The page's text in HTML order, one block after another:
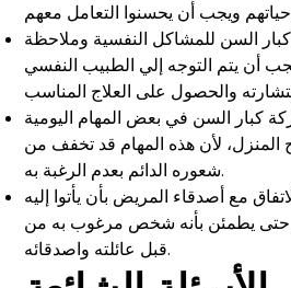
السن للمشاكل النفسية وملاحظة
أن يتم التوجه إلي الطبيب النفسي
والحصول على العلاج المناسب
كبار السن في بعض المهام اليومية
المنزل، لأن هذه المهام قد تخفف من
شعوره الدائم بعدم الرغبة به.
مع أصدقاء المريض بأن يأتوا إليه
حتى يطمئن بأنه شخص مرغوب به من
قبل عائلته واصدقائه.